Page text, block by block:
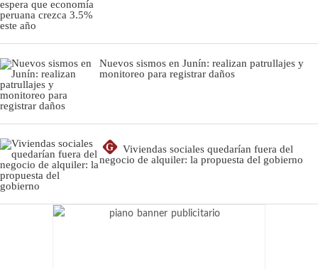
Nuevos sismos en Junín: realizan patrullajes y
monitoreo para registrar daños
G
Viviendas sociales quedarían fuera del
negocio de alquiler: la propuesta del gobierno